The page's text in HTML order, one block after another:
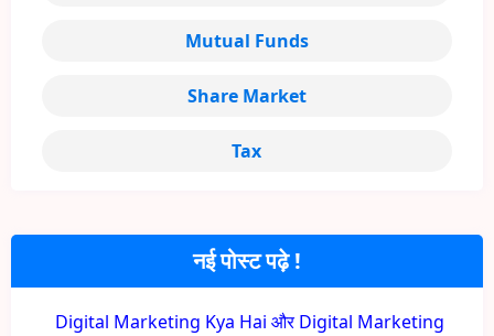
नई पोस्ट पढ़े !
Digital Marketing Kya Hai और Digital Marketing
Mutual Funds
Share Market
Tax